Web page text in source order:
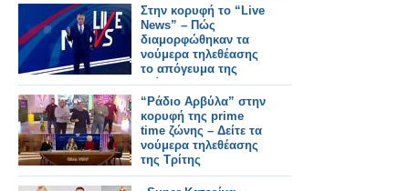
Στην κορυφή το “Live
News” – Πώς
διαμορφώθηκαν τα
νούμερα τηλεθέασης
το απόγευμα της
Τρίτης
“Ράδιο Αρβύλα” στην
κορυφή της prime
time ζώνης – Δείτε τα
νούμερα τηλεθέασης
της Τρίτης